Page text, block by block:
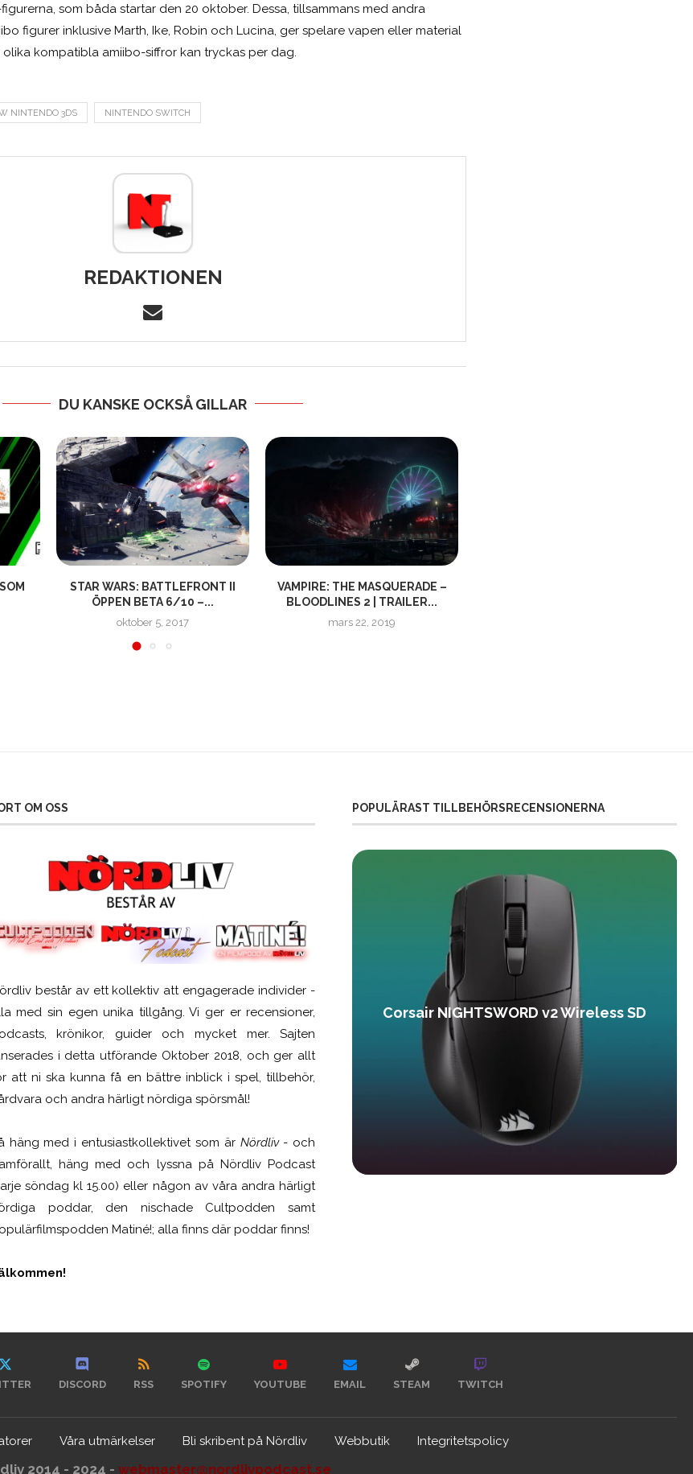
som båda startar den 20 oktober. Dessa, tillsammans med andra
figurer inklusive Marth, Ike, Robin och Lucina, ger spelare vapen eller material
kompatibla amiibo-siffror kan tryckas per dag.
NINTENDO 3DS NINTENDO SWITCH
REDAKTIONEN
DU KANSKE OCKSÅ GILLAR
STAR WARS: BATTLEFRONT II
ÖPPEN BETA 6/10 –...
oktober 5, 2017
VAMPIRE: THE MASQUERADE –
BLOODLINES 2 | TRAILER...
mars 22, 2019
OM OSS
består av ett kollektiv att engagerade individer -
med sin egen unika tillgång. Vi ger er recensioner,
krönikor, guider och mycket mer. Sajten
i detta utförande Oktober 2018, och ger allt
att ni ska kunna få en bättre inblick i spel, tillbehör,
och andra härligt nördiga spörsmål!
häng med i entusiastkollektivet som är Nördliv- och
häng med och lyssna på Nördliv Podcast
söndag kl 15.00) eller någon av våra andra härligt
poddar, den nischade Cultpodden samt
Matiné!; alla finns där poddar finns!
POPULÄRAST TILLBEHÖRSRECENSIONERNA
SCUF Gaming Omega Corsair NIGHTSWORD v2 Wireless SD
DISCORD RSS SPOTIFY YOUTUBE EMAIL STEAM TWITCH
Våra utmärkelser Bli skribent på Nördliv Webbutik Integritetspolicy
2014 - 2024 - webmaster@nordlivpodcast.se